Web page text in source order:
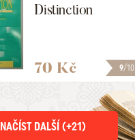
9/10
Distinction
70 Kč
NAČÍST DALŠÍ (+21)